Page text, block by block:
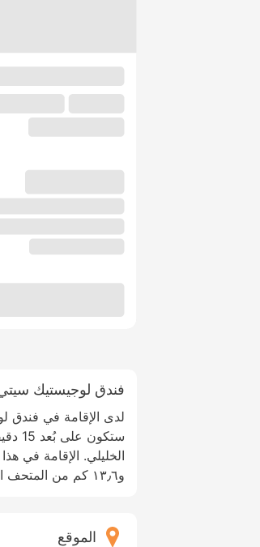
فندق لوجيستيك
لدى الإقامة في فندق
و١٣٫٦ كم من المتحف المصري.
الموقع